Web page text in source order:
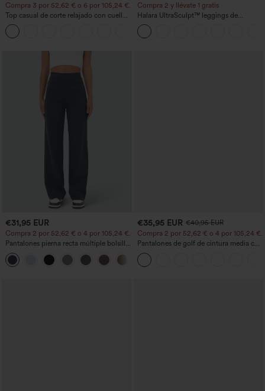
Compra 3 por 52,62 € o 6 por 105,24 €.
Top casual de corte relajado con cuello
redondo y mangas murciélago.
Compra 2 y llévate 1 gratis
Halara UltraSculpt™ leggings de
entrenamiento moldeadores de talle alto
con fruncido trasero que realza los
glúteos, control de abdomen y bolsillos
€31,95 EUR
Compra 2 por 52,62 € o 4 por 105,24 €.
Pantalones pierna recta múltiple bolsillo
botón tiro alto
€35,95 EUR €40,95 EUR
Compra 2 por 52,62 € o 4 por 105,24 €.
Pantalones de golf de cintura media con
cordón, dobladillo curvo, secado rápido,
de corte cónico y con bolsillos - UPF40+